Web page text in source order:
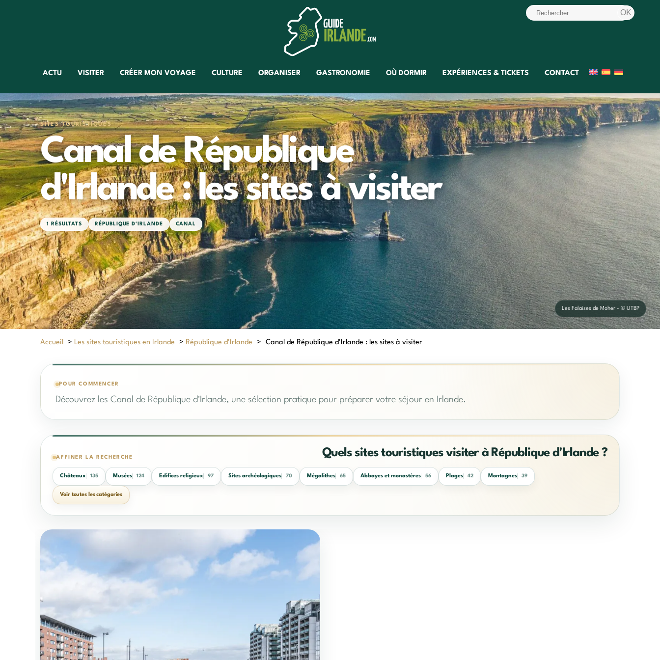
ACTU VISITER CRÉER MON VOYAGE CULTURE ORGANISER GASTRONOMIE OÙ DORMIR EXPÉRIENCES & TICKETS CONTACT
SITES TOURISTIQUES
Canal de République
d'Irlande : les sites à visiter
1 RÉSULTATS RÉPUBLIQUE D'IRLANDE CANAL
Les Falaises de Moher - © UTBP
Accueil > Les sites touristiques en Irlande > République d'Irlande > Canal de République d'Irlande : les sites à visiter
POUR COMMENCER
Découvrez les Canal de République d'Irlande, une sélection pratique pour préparer votre séjour en Irlande.
AFFINER LA RECHERCHE Quels sites touristiques visiter à République d'Irlande ?
Châteaux 135 Musées 124 Edifices religieux 97 Sites archéologiques 70 Mégalithes 65 Abbayes et monastères 56 Plages 42 Montagnes 39
Voir toutes les catégories